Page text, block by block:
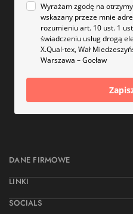
Wyrażam zgodę na
wskazany przeze mnie
rozumieniu art. 10 ust. 1
świadczeniu usług drogą
X.Qual-tex, Wał
Warszawa – Gocław
DANE FIRMOWE
LINKI
SOCIALS